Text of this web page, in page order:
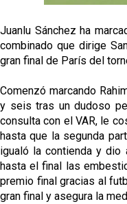
grandes ligas
Juanlu de vuelta a
Premier
Flores
El Sevilla continúa
oferta de 420
El Sevilla mueve
para el ataque
Juanlu Sánchez ha
combinado que dirige
gran final de París del
Comenzó marcando
y seis tras un dudoso
consulta con el VAR, le
hasta que la segunda
igualó la contienda y dio
hasta el final las
premio final gracias al
gran final y asegura la